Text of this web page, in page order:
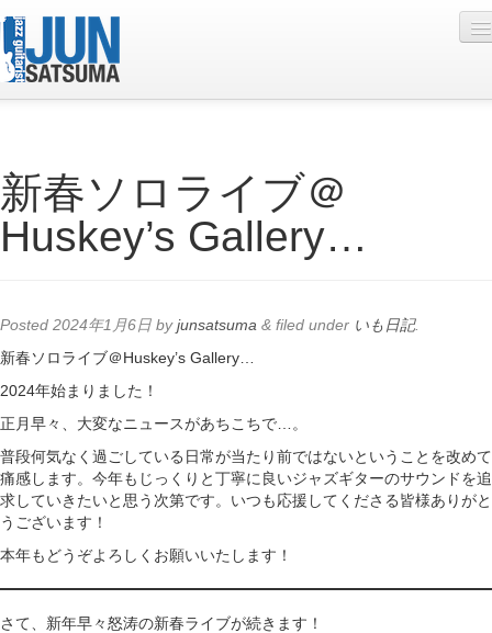
Live Schedule
Discography
Contact
YouTube
新春ソロライブ＠
Huskey’s Gallery…
Posted 2024年1月6日 byjunsatsuma & filed under いも日記.
新春ソロライブ＠Huskey’s Gallery…
2024年始まりました！
正月早々、大変なニュースがあちこちで…。
普段何気なく過ごしている日常が当たり前ではないということを改めて
痛感します。今年もじっくりと丁寧に良いジャズギターのサウンドを追
求していきたいと思う次第です。いつも応援してくださる皆様ありがと
うございます！
本年もどうぞよろしくお願いいたします！
さて、新年早々怒涛の新春ライブが続きます！